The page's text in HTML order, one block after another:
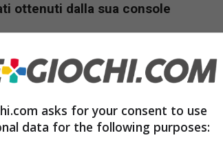
ottenuti dalla sua console
il mondo
su PS4
asks for your consent to use
data for the following purposes: